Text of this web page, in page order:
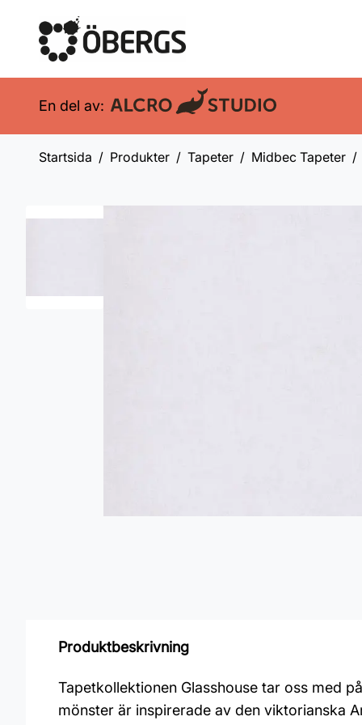
En del av:
Startsida Produkter Tapeter Midbec Tapeter
Produktbeskrivning
Tapetkollektionen Glasshouse tar oss med
mönster är inspirerade av den viktorianska